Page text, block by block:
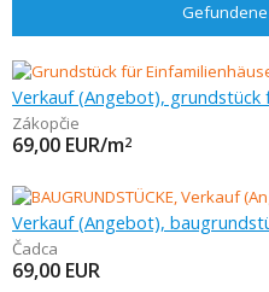
Verkauf (Angebot), grundstück
Zákopčie
69,00 EUR/m2
Verkauf (Angebot),
Čadca
69,00 EUR